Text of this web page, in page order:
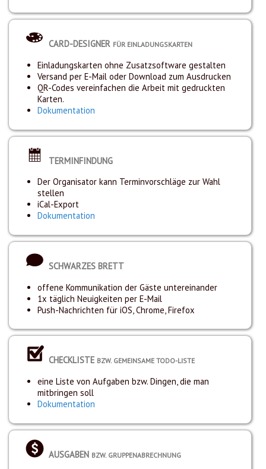
CARD-DESIGNER FÜR EINLADUNGSKARTEN
Einladungskarten ohne Zusatzsoftware gestalten
Versand per E-Mail oder Download zum Ausdrucken
QR-Codes vereinfachen die Arbeit mit gedruckten
Karten.
Dokumentation
TERMINFINDUNG
Der Organisator kann Terminvorschläge zur Wahl
stellen
iCal-Export
Dokumentation
SCHWARZES BRETT
offene Kommunikation der Gäste untereinander
1x täglich Neuigkeiten per E-Mail
Push-Nachrichten für iOS, Chrome, Firefox
CHECKLISTE BZW. GEMEINSAME TODO-LISTE
eine Liste von Aufgaben bzw. Dingen, die man
mitbringen soll
Dokumentation
AUSGABEN BZW. GRUPPENABRECHNUNG